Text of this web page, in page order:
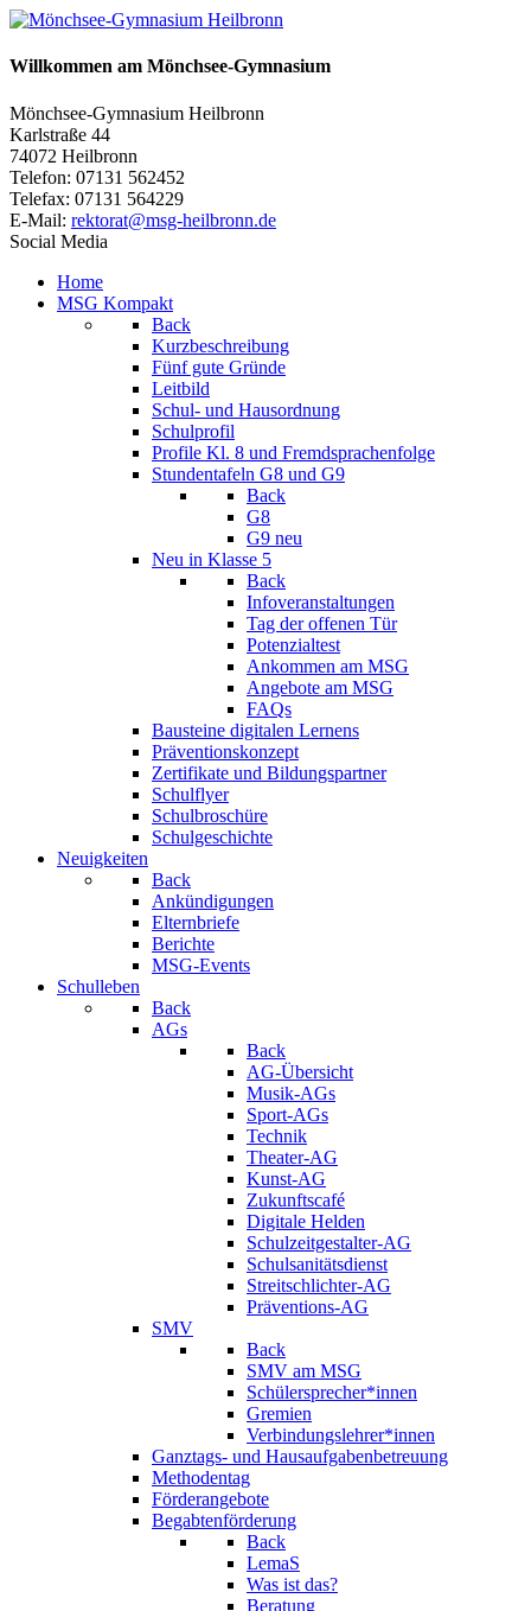
Willkommen am Mönchsee-Gymnasium
Mönchsee-Gymnasium Heilbronn
Karlstraße 44
74072 Heilbronn
Telefon: 07131 562452
Telefax: 07131 564229
E-Mail: rektorat@msg-heilbronn.de
Social Media
Home
MSG Kompakt
Back
Kurzbeschreibung
Fünf gute Gründe
Leitbild
Schul- und Hausordnung
Schulprofil
Profile Kl. 8 und Fremdsprachenfolge
Stundentafeln G8 und G9
Back
G8
G9 neu
Neu in Klasse 5
Back
Infoveranstaltungen
Tag der offenen Tür
Potenzialtest
Ankommen am MSG
Angebote am MSG
FAQs
Bausteine digitalen Lernens
Präventionskonzept
Zertifikate und Bildungspartner
Schulflyer
Schulbroschüre
Schulgeschichte
Neuigkeiten
Back
Ankündigungen
Elternbriefe
Berichte
MSG-Events
Schulleben
Back
AGs
Back
AG-Übersicht
Musik-AGs
Sport-AGs
Technik
Theater-AG
Kunst-AG
Zukunftscafé
Digitale Helden
Schulzeitgestalter-AG
Schulsanitätsdienst
Streitschlichter-AG
Präventions-AG
SMV
Back
SMV am MSG
Schülersprecher*innen
Gremien
Verbindungslehrer*innen
Ganztags- und Hausaufgabenbetreuung
Methodentag
Förderangebote
Begabtenförderung
Back
LemaS
Was ist das?
Beratung